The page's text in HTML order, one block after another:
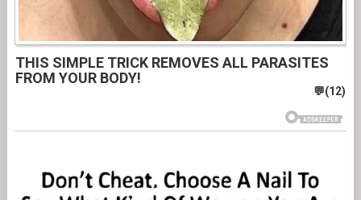
THIS SIMPLE TRICK REMOVES ALL PARASITES
FROM YOUR BODY!